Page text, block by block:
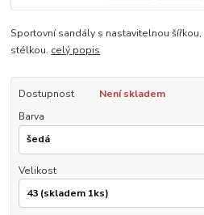
Sportovní sandály s nastavitelnou šířkou,
stélkou. celý popis
Dostupnost
Není skladem
Barva
Velikost